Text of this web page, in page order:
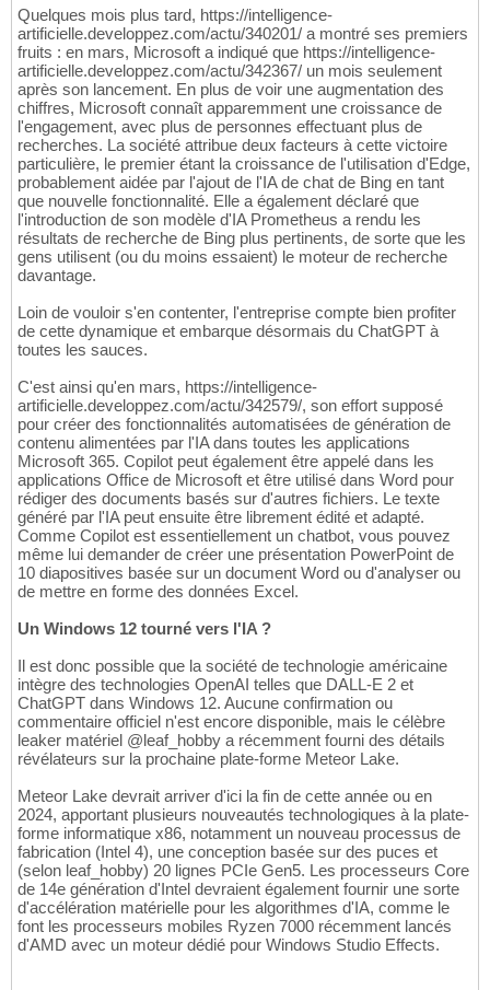
Quelques mois plus tard, https://intelligence-
artificielle.developpez.com/actu/340201/ a montré ses premiers
fruits : en mars, Microsoft a indiqué que https://intelligence-
artificielle.developpez.com/actu/342367/ un mois seulement
après son lancement. En plus de voir une augmentation des
chiffres, Microsoft connaît apparemment une croissance de
l'engagement, avec plus de personnes effectuant plus de
recherches. La société attribue deux facteurs à cette victoire
particulière, le premier étant la croissance de l'utilisation d'Edge,
probablement aidée par l'ajout de l'IA de chat de Bing en tant
que nouvelle fonctionnalité. Elle a également déclaré que
l'introduction de son modèle d'IA Prometheus a rendu les
résultats de recherche de Bing plus pertinents, de sorte que les
gens utilisent (ou du moins essaient) le moteur de recherche
davantage.
Loin de vouloir s'en contenter, l'entreprise compte bien profiter
de cette dynamique et embarque désormais du ChatGPT à
toutes les sauces.
C'est ainsi qu'en mars, https://intelligence-
artificielle.developpez.com/actu/342579/, son effort supposé
pour créer des fonctionnalités automatisées de génération de
contenu alimentées par l'IA dans toutes les applications
Microsoft 365. Copilot peut également être appelé dans les
applications Office de Microsoft et être utilisé dans Word pour
rédiger des documents basés sur d'autres fichiers. Le texte
généré par l'IA peut ensuite être librement édité et adapté.
Comme Copilot est essentiellement un chatbot, vous pouvez
même lui demander de créer une présentation PowerPoint de
10 diapositives basée sur un document Word ou d'analyser ou
de mettre en forme des données Excel.
Un Windows 12 tourné vers l'IA ?
Il est donc possible que la société de technologie américaine
intègre des technologies OpenAI telles que DALL-E 2 et
ChatGPT dans Windows 12. Aucune confirmation ou
commentaire officiel n'est encore disponible, mais le célèbre
leaker matériel @leaf_hobby a récemment fourni des détails
révélateurs sur la prochaine plate-forme Meteor Lake.
Meteor Lake devrait arriver d'ici la fin de cette année ou en
2024, apportant plusieurs nouveautés technologiques à la plate-
forme informatique x86, notamment un nouveau processus de
fabrication (Intel 4), une conception basée sur des puces et
(selon leaf_hobby) 20 lignes PCIe Gen5. Les processeurs Core
de 14e génération d'Intel devraient également fournir une sorte
d'accélération matérielle pour les algorithmes d'IA, comme le
font les processeurs mobiles Ryzen 7000 récemment lancés
d'AMD avec un moteur dédié pour Windows Studio Effects.